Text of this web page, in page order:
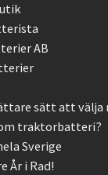
AB
sätt att välja
traktorbatteri?
Sverige
År i Rad!